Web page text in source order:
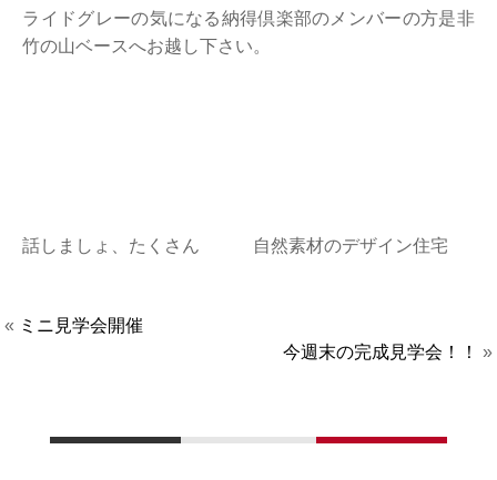
ライドグレーの気になる納得倶楽部のメンバーの方是非
竹の山ベースへお越し下さい。
話しましょ、たくさん 自然素材のデザイン住宅
« ミニ見学会開催
今週末の完成見学会！！
»